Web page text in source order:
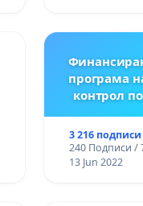
програма
контрол
3 216 подписи
240 Подписи /
13 Jun 2022